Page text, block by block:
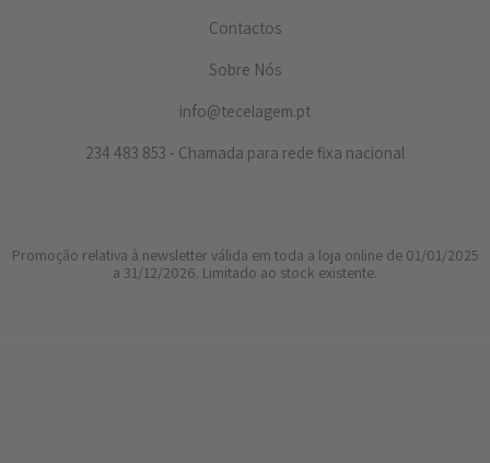
Contactos
Sobre Nós
info@tecelagem.pt
234 483 853 - Chamada para rede fixa nacional
Promoção relativa à newsletter válida em toda a loja online de 01/01/2025
a 31/12/2026. Limitado ao stock existente.